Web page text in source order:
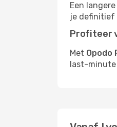
Een
je definitief
Profiteer
Met Opodo
last-minute